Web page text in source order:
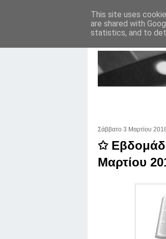
Σάββατο 3 Μαρτίου
✩
Μαρτίου
This site uses
are shared with
statistics, and to